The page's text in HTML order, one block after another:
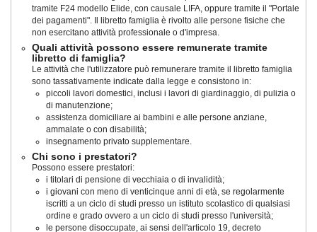
tramite F24 modello Elide, con causale LIFA, oppure tramite il "Portale
dei pagamenti". Il libretto famiglia è rivolto alle persone fisiche che
non esercitano attività professionale o d'impresa.
Quali attività possono essere remunerate tramite
libretto di famiglia?
Le attività che l'utilizzatore può remunerare tramite il libretto famiglia
sono tassativamente indicate dalla legge e consistono in:
piccoli lavori domestici, inclusi i lavori di giardinaggio, di pulizia o
di manutenzione;
assistenza domiciliare ai bambini e alle persone anziane,
ammalate o con disabilità;
insegnamento privato supplementare.
Chi sono i prestatori?
Possono essere prestatori:
i titolari di pensione di vecchiaia o di invalidità;
i giovani con meno di venticinque anni di età, se regolarmente
iscritti a un ciclo di studi presso un istituto scolastico di qualsiasi
ordine e grado ovvero a un ciclo di studi presso l'università;
le persone disoccupate, ai sensi dell'articolo 19, decreto